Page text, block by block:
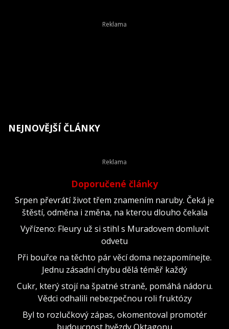
NEJNOVĚJŠÍ ČLÁNKY
Doporučené články
Srpen převrátí život třem znamením naruby. Čeká je
štěstí, odměna i změna, na kterou dlouho čekala
Vyřízeno: Fleury už si stihl s Muradovem domluvit
odvetu
Při bouřce na těchto pár věcí doma nezapomínejte.
Jednu zásadní chybu dělá téměř každý
Cukr, který stojí na špatné straně, pomáhá nádoru.
Vědci odhalili nebezpečnou roli fruktózy
Byl to rozlučkový zápas, okomentoval promotér